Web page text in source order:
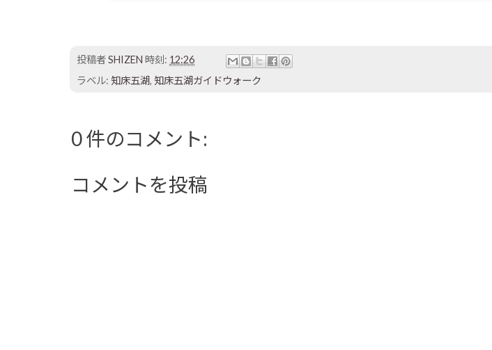
投稿者SHIZEN 時刻: 12:26
ラベル: 知床五湖, 知床五湖ガイドウォーク
0 件のコメント:
コメントを投稿